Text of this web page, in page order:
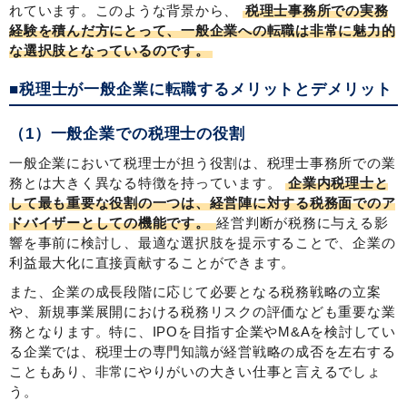
れています。このような背景から、
税理士事務所での実務
経験を積んだ方にとって、一般企業への転職は非常に魅力的
な選択肢となっているのです。
■税理士が一般企業に転職するメリットとデメリット
（1）一般企業での税理士の役割
一般企業において税理士が担う役割は、税理士事務所での業
務とは大きく異なる特徴を持っています。
企業内税理士と
して最も重要な役割の一つは、経営陣に対する税務面でのア
ドバイザーとしての機能です。経営判断が税務に与える影
響を事前に検討し、最適な選択肢を提示することで、企業の
利益最大化に直接貢献することができます。
また、企業の成長段階に応じて必要となる税務戦略の立案
や、新規事業展開における税務リスクの評価なども重要な業
務となります。特に、IPOを目指す企業やM&Aを検討してい
る企業では、税理士の専門知識が経営戦略の成否を左右する
こともあり、非常にやりがいの大きい仕事と言えるでしょ
う。